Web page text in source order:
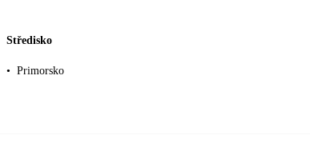
Středisko
• Primorsko